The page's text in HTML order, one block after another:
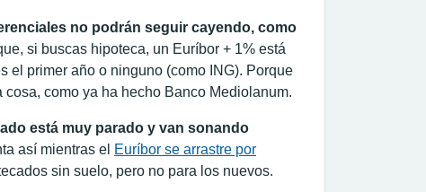
no podrán seguir cayendo, como
si buscas hipoteca, un Euríbor + 1% está
el primer año o ninguno (como ING). Porque
cosa, como ya ha hecho Banco Mediolanum.
está muy parado y van sonando
así mientras el Euríbor se arrastre por
sin suelo, pero no para los nuevos.